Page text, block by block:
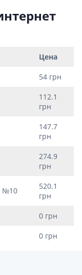
Цена
54 грн
112.1
грн
147.7
грн
274.9
грн
№10
520.1
грн
0 грн
0 грн